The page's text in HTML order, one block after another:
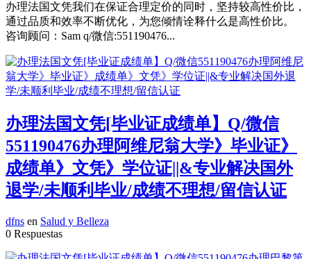
办理法国文凭我们在保证合理定价的同时，坚持较高性价比，
通过品质和效率不断优化，为您倾情诠释什么是高性价比。
咨询顾问：Sam q/微信:551190476...
办理法国文凭[毕业证成绩单】Q/微信
551190476办理阿维尼翁大学》毕业证》
成绩单》文凭》学位证||&专业解决国外
退学/未顺利毕业/成绩不理想/留信认证
dfns en Salud y Belleza
0 Respuestas